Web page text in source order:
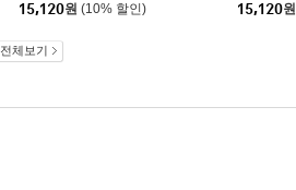
15,120원 (10% 할인)
15,120원
전체보기